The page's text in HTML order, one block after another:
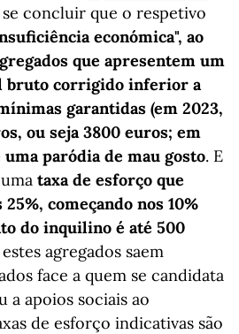
concluir que o respetivo
económica", ao
que apresentem um
bruto corrigido inferior a
garantidas (em 2023,
ou seja 3800 euros; em
paródia de mau gosto. E
taxa de esforço que
começando nos 10%
do inquilino é até 500
agregados saem
face a quem se candidata
a apoios sociais ao
de esforço indicativas são